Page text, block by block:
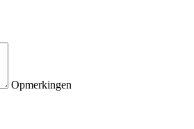
Opmerkingen